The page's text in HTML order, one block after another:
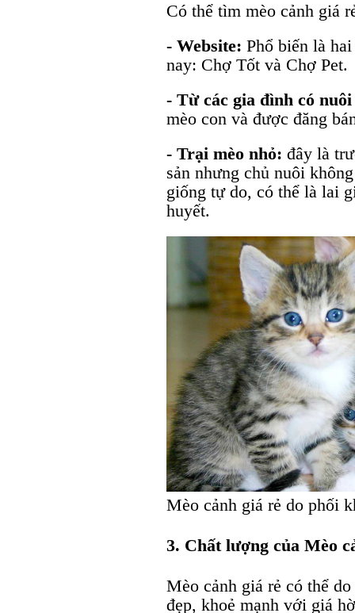
Có thể tìm mèo cảnh giá
- Website: Phổ biến là
nay: Chợ Tốt và Chợ Pet.
- Từ các gia đình có nuôi
mèo con và được đăng
- Trại mèo nhỏ: đây là
sản nhưng chủ nuôi
giống tự do, có thể là lai
huyết.
Mèo cảnh giá rẻ do phối
3. Chất lượng của Mèo
Mèo cảnh giá rẻ có thể
đẹp, khoẻ mạnh với giá